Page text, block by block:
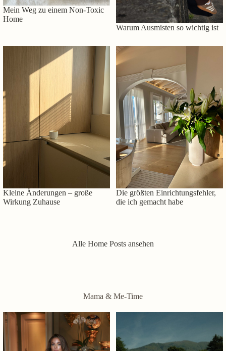
Mein Weg zu einem Non-Toxic
Home
Warum Ausmisten so wichtig ist
Kleine Änderungen – große
Wirkung Zuhause
Die größten Einrichtungsfehler,
die ich gemacht habe
Alle Home Posts ansehen
Mama & Me-Time